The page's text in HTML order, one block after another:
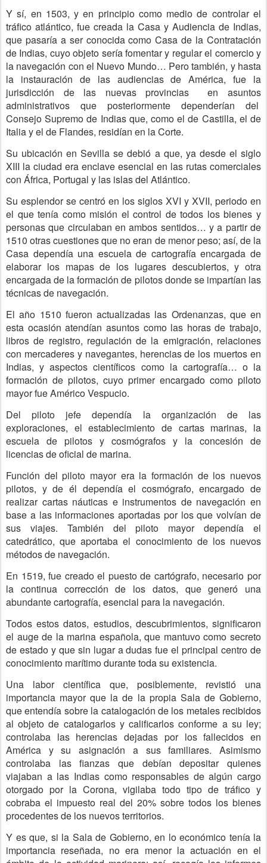
Y sí, en 1503, y en principio como medio de controlar el
tráfico atlántico, fue creada la Casa y Audiencia de Indias,
que pasaría a ser conocida como Casa de la Contratación
de Indias, cuyo objeto sería fomentar y regular el comercio y
la navegación con el Nuevo Mundo… Pero también, y hasta
la instauración de las audiencias de América, fue la
jurisdicción de las nuevas provincias en asuntos
administrativos que posteriormente dependerían del
Consejo Supremo de Indias que, como el de Castilla, el de
Italia y el de Flandes, residían en la Corte.
Su ubicación en Sevilla se debió a que, ya desde el siglo
XIII la ciudad era enclave esencial en las rutas comerciales
con África, Portugal y las islas del Atlántico.
Su esplendor se centró en los siglos XVI y XVII, periodo en
el que tenía como misión el control de todos los bienes y
personas que circulaban en ambos sentidos… y a partir de
1510 otras cuestiones que no eran de menor peso; así, de la
Casa dependía una escuela de cartografía encargada de
elaborar los mapas de los lugares descubiertos, y otra
encargada de la formación de pilotos donde se impartían las
técnicas de navegación.
El año 1510 fueron actualizadas las Ordenanzas, que en
esta ocasión atendían asuntos como las horas de trabajo,
libros de registro, regulación de la emigración, relaciones
con mercaderes y navegantes, herencias de los muertos en
Indias, y aspectos científicos como la cartografía… o la
formación de pilotos, cuyo primer encargado como piloto
mayor fue Américo Vespucio.
Del piloto jefe dependía la organización de las
exploraciones, el establecimiento de cartas marinas, la
escuela de pilotos y cosmógrafos y la concesión de
licencias de oficial de marina.
Función del piloto mayor era la formación de los nuevos
pilotos, y de él dependía el cosmógrafo, encargado de
realizar cartas náuticas e instrumentos de navegación en
base a las informaciones aportadas por los que volvían de
sus viajes. También del piloto mayor dependía el
catedrático, que aportaba el conocimiento de los nuevos
métodos de navegación.
En 1519, fue creado el puesto de cartógrafo, necesario por
la continua corrección de los datos, que generó una
abundante cartografía, esencial para la navegación.
Todos estos datos, estudios, descubrimientos, significaron
el auge de la marina española, que mantuvo como secreto
de estado y que sin lugar a dudas fue el principal centro de
conocimiento marítimo durante toda su existencia.
Una labor científica que, posiblemente, revistió una
importancia mayor que la de la propia Sala de Gobierno,
que entendía sobre la catalogación de los metales recibidos
al objeto de catalogarlos y calificarlos conforme a su ley;
controlaba las herencias dejadas por los fallecidos en
América y su asignación a sus familiares. Asimismo
controlaba las fianzas que debían depositar quienes
viajaban a las Indias como responsables de algún cargo
otorgado por la Corona, vigilaba todo tipo de tráfico y
cobraba el impuesto real del 20% sobre todos los bienes
procedentes de los nuevos territorios.
Y es que, si la Sala de Gobierno, en lo económico tenía la
importancia reseñada, no era menor la actuación en el